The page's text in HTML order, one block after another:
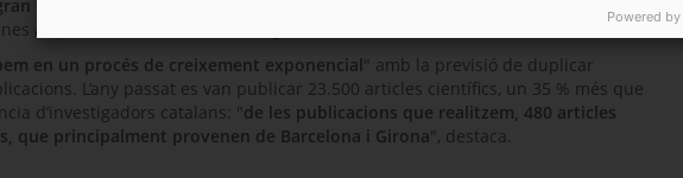
quantitat de centres de recerca". Actualment l’editorial compta amb 454
a Basilea (Suïssa), la Xina i Belgrad.
en un procés de creixement exponencial" amb la previsió de duplicar
L’any passat es van publicar 23.500 articles científics, un 35 % més que
d’investigadors catalans: " de les publicacions que realitzem, 480 articles
que principalment provenen de Barcelona i Girona", destaca.
Powered by